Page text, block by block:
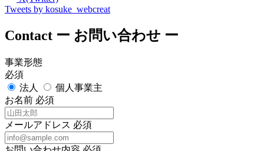
Tweets by kosuke_webcreat
Contact ー お問い合わせ ー
事業形態
必須
法人
個人事業主
お名前 必須
メールアドレス 必須